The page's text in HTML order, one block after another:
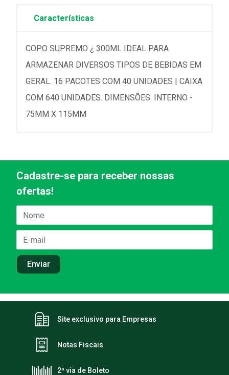
Características
COPO SUPREMO ¿ 300ML IDEAL PARA
ARMAZENAR DIVERSOS TIPOS DE BEBIDAS EM
GERAL. 16 PACOTES COM 40 UNIDADES | CAIXA
COM 640 UNIDADES. DIMENSÕES: INTERNO -
75MM X 115MM
Cadastre-se para receber nossas
ofertas!
Site exclusivo para Empresas
Notas Fiscais
2ª via de Boleto